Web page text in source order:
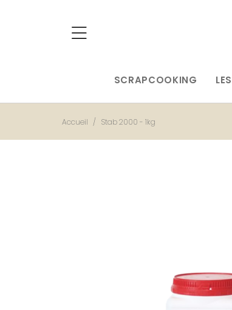
SCRAPCOOKING
Accueil Stab 2000 - 1kg